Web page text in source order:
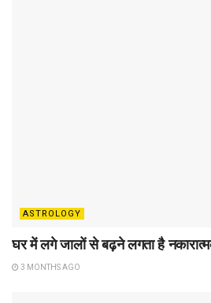
ASTROLOGY
घर में लगे जालों से बढ़ने लगता है
3 MONTHS AGO